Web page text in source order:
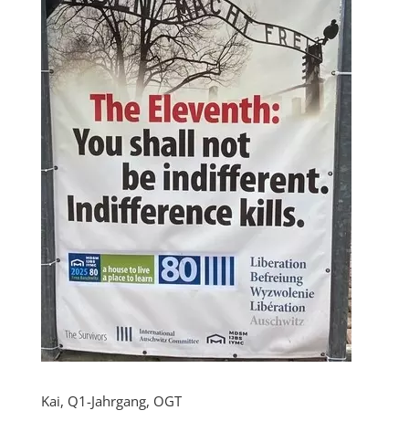
Kai, Q1-Jahrgang, OGT